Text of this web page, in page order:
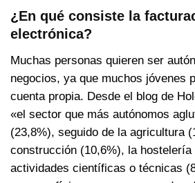
¿En qué consiste la
electrónica?
Muchas personas quieren ser
negocios, ya que muchos jóvenes
cuenta propia. Desde el blog de
«el sector que más autónomos
(23,8%), seguido de la agricultura
construcción (10,6%), la
actividades científicas o técnicas